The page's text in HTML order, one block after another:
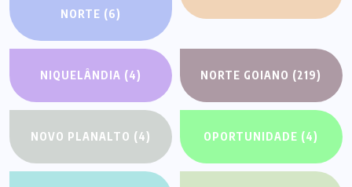
NORTE (6)
NIQUELÂNDIA (4) NORTE GOIANO (219)
NOVO PLANALTO (4) OPORTUNIDADE (4)